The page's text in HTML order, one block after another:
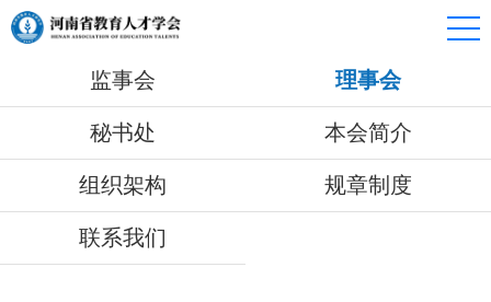
监事会 理事会
秘书处 本会简介
组织架构 规章制度
联系我们